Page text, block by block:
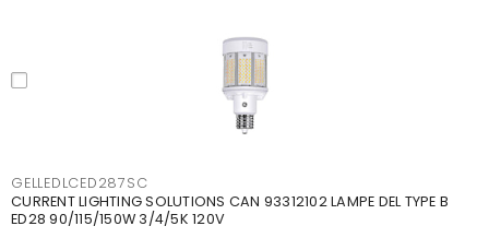
GELLEDLCED287SC
CURRENT LIGHTING SOLUTIONS CAN 93312102 LAMPE DEL TYPE B
ED28 90/115/150W 3/4/5K 120V